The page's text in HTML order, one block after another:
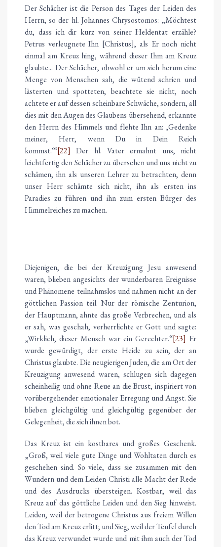
Der Schächer ist die Person des Tages der Leiden des
Herrn, so der hl. Johannes Chrysostomos: „Möchtest
du, dass ich dir kurz von seiner Heldentat erzähle?
Petrus verleugnete Ihn [Christus], als Er noch nicht
einmal am Kreuz hing, während dieser Ihm am Kreuz
glaubte... Der Schächer, obwohl er um sich herum eine
Menge von Menschen sah, die wütend schrien und
lästerten und spotteten, beachtete sie nicht, noch
achtete er auf dessen scheinbare Schwäche, sondern, all
dies mit den Augen des Glaubens übersehend, erkannte
den Herrn des Himmels und flehte Ihn an: ‚Gedenke
meiner, Herr, wenn Du in Dein Reich
kommst.‘“[22] Der hl. Vater ermahnt uns, nicht
leichtfertig den Schächer zu übersehen und uns nicht zu
schämen, ihn als unseren Lehrer zu betrachten, denn
unser Herr schämte sich nicht, ihn als ersten ins
Paradies zu führen und ihn zum ersten Bürger des
Himmelreiches zu machen.
Diejenigen, die bei der Kreuzigung Jesu anwesend
waren, blieben angesichts der wunderbaren Ereignisse
und Phänomene teilnahmslos und nahmen nicht an der
göttlichen Passion teil. Nur der römische Zenturion,
der Hauptmann, ahnte das große Verbrechen, und als
er sah, was geschah, verherrlichte er Gott und sagte:
„Wirklich, dieser Mensch war ein Gerechter.“[23] Er
wurde gewürdigt, der erste Heide zu sein, der an
Christus glaubte. Die neugierigen Juden, die am Ort der
Kreuzigung anwesend waren, schlugen sich dagegen
scheinheilig und ohne Reue an die Brust, inspiriert von
vorübergehender emotionaler Erregung und Angst. Sie
blieben gleichgültig und gleichgültig gegenüber der
Gelegenheit, die sich ihnen bot.
Das Kreuz ist ein kostbares und großes Geschenk.
„Groß, weil viele gute Dinge und Wohltaten durch es
geschehen sind. So viele, dass sie zusammen mit den
Wundern und dem Leiden Christi alle Macht der Rede
und des Ausdrucks übersteigen. Kostbar, weil das
Kreuz auf das göttliche Leiden und den Sieg hinweist.
Leiden, weil der betrogene Christus aus freiem Willen
den Tod am Kreuz erlitt; und Sieg, weil der Teufel durch
das Kreuz verwundet wurde und mit ihm auch der Tod